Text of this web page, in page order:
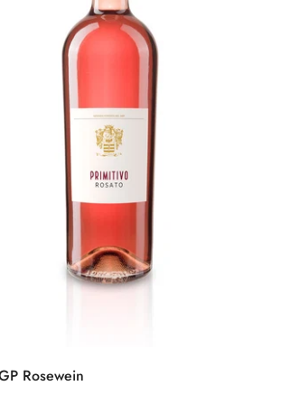
Schnell hinzufügen
Rosewein